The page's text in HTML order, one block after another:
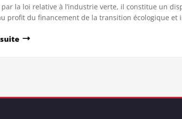
la loi relative à l’industrie verte, il constitue un
profit du financement de la transition écologique et